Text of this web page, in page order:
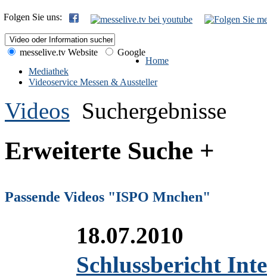
Folgen Sie uns:
messelive.tv Website
Google
Home
Mediathek
Videoservice Messen & Aussteller
Videos Suchergebnisse
Erweiterte Suche +
Passende Videos "ISPO Mnchen"
18.07.2010
Schlussbericht